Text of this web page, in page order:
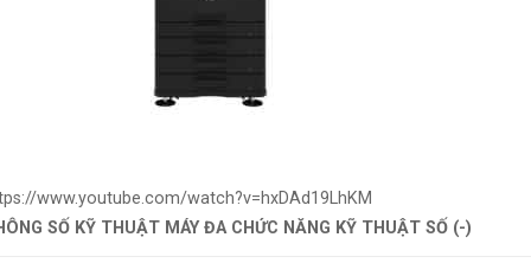
www.youtube.com/watch?v=hxDAd19LhKM
SỐ KỸ THUẬT MÁY ĐA CHỨC NĂNG KỸ THUẬT SỐ (-)